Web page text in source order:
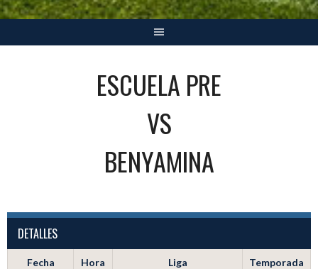
ESCUELA PRE
VS
BENYAMINA
DETALLES
Fecha Hora Liga Temporada